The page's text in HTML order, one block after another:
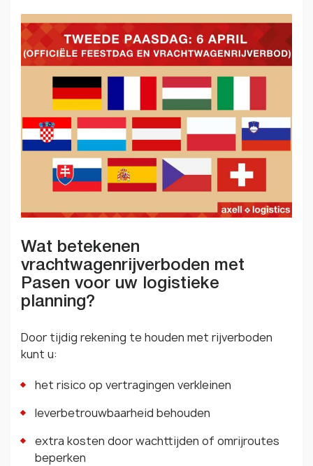
Wat betekenen
vrachtwagenrijverboden met
Pasen voor uw logistieke
planning?
Door tijdig rekening te houden met rijverboden
kunt u:
het risico op vertragingen verkleinen
leverbetrouwbaarheid behouden
extra kosten door wachttijden of omrijroutes
beperken